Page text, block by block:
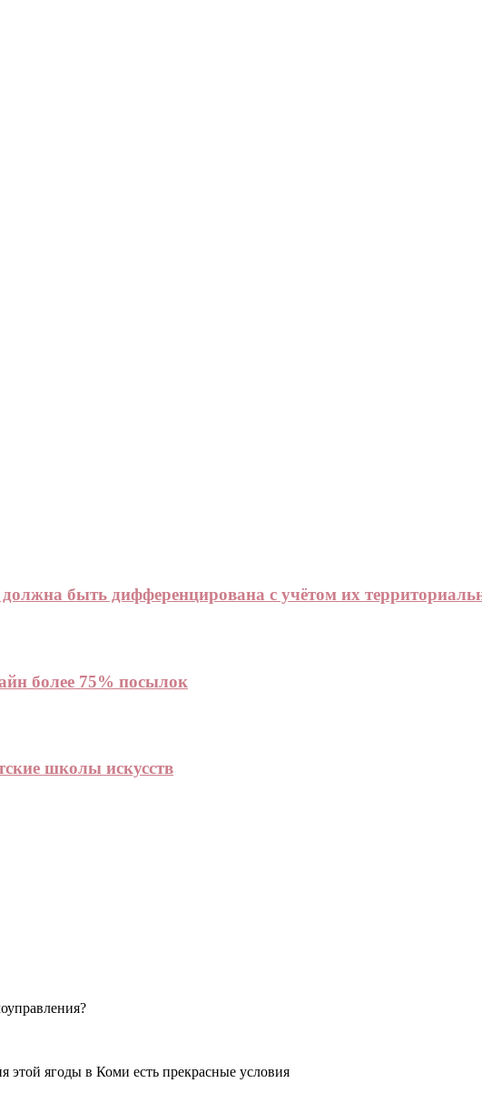
быть дифференцирована с учётом их
более 75% посылок
школы искусств
ягоды в Коми есть прекрасные условия